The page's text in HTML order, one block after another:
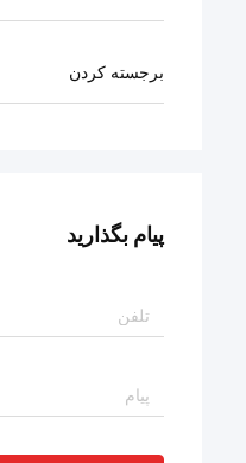
برجسته کردن
پیام بگذارید